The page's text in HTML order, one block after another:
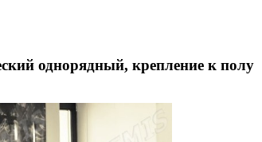
однорядный, крепление к полу